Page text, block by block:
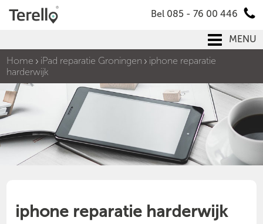
Bel 085 - 76 00 446
MENU
Home
iPad reparatie Groningen
iphone reparatie
harderwijk
iphone reparatie harderwijk